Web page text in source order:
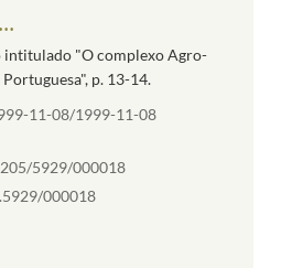
"O complexo Agro-
p. 13-14.
11-08/1999-11-08
5929/000018
000018